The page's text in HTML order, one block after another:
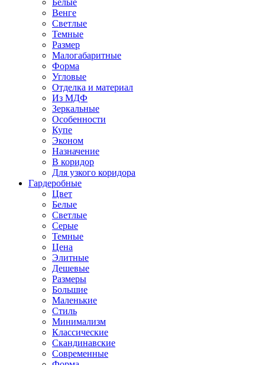
Белые
Венге
Светлые
Темные
Размер
Малогабаритные
Форма
Угловые
Отделка и материал
Из МДФ
Зеркальные
Особенности
Купе
Эконом
Назначение
В коридор
Для узкого коридора
Гардеробные
Цвет
Белые
Светлые
Серые
Темные
Цена
Элитные
Дешевые
Размеры
Большие
Маленькие
Стиль
Минимализм
Классические
Скандинавские
Современные